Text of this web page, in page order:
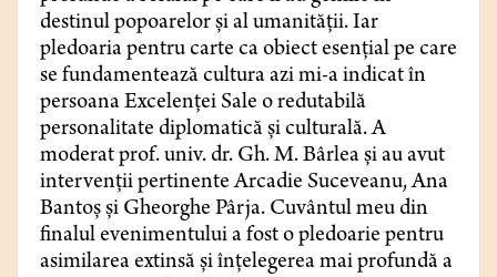
destinul popoarelor și al umanității. Iar
pledoaria pentru carte ca obiect esențial pe care
se fundamentează cultura azi mi-a indicat în
persoana Excelenței Sale o redutabilă
personalitate diplomatică și culturală. A
moderat prof. univ. dr. Gh. M. Bârlea și au avut
intervenții pertinente Arcadie Suceveanu, Ana
Bantoș și Gheorghe Pârja. Cuvântul meu din
finalul evenimentului a fost o pledoarie pentru
asimilarea extinsă și înțelegerea mai profundă a